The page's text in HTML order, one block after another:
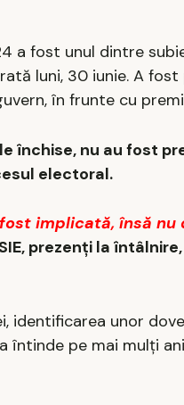
a fost unul dintre
luni, 30 iunie. A fost
în frunte cu
închise, nu au fost
electoral.
implicată, însă
prezenți la
identificarea unor
întinde pe mai mulți